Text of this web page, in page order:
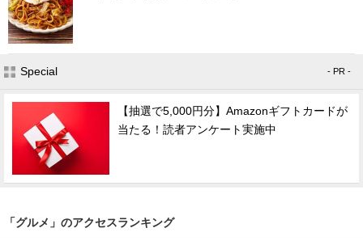
Special - PR -
【抽選で5,000円分】Amazonギフトカードが
当たる！読者アンケート実施中
「グルメ」のアクセスランキング